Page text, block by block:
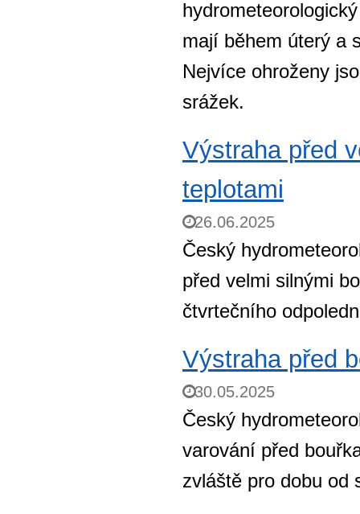
mají během úterý a
Nejvíce ohroženy
srážek.
Výstraha před
teplotami
26.06.2025
Český
před velmi silnými
čtvrtečního
Výstraha před
30.05.2025
Český
varování před
zvláště pro dobu od